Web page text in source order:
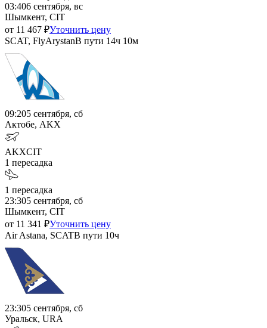
03:406 сентября, вс
Шымкент, CIT
от 11 467 ₽Уточнить цену
SCAT, FlyArystanВ пути 14ч 10м
09:205 сентября, сб
Актобе, AKX
AKXCIT
1 пересадка
1 пересадка
23:305 сентября, сб
Шымкент, CIT
от 11 341 ₽Уточнить цену
Air Astana, SCATВ пути 10ч
23:305 сентября, сб
Уральск, URA